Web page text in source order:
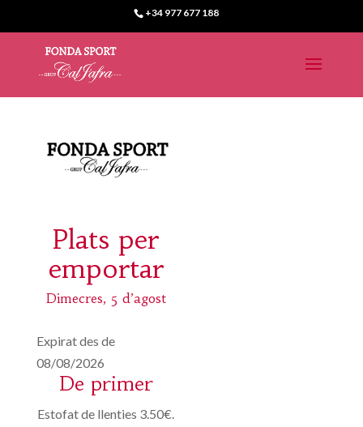
+34 977 677 188
Plats per
emportar
Dimecres, 5 d’agost
Expirat des de
08/08/2026
De primer
Estofat de llenties 3.50€.